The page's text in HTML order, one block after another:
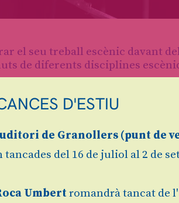
el seu treball escènic davant
de diferents disciplines
visible la feina escènica de
D'ESTIU
de Granollers (punt de
del 16 de juliol al 2 de
Umbertromandrà tancat de